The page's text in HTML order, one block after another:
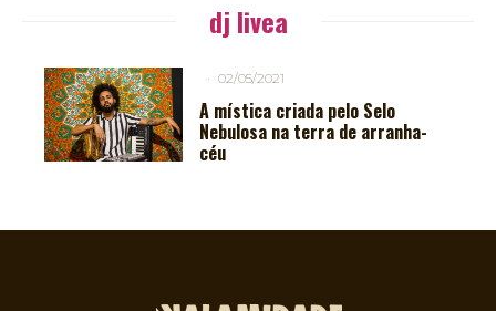
dj livea
· 02/05/2021
A mística criada pelo Selo
Nebulosa na terra de arranha-
céu